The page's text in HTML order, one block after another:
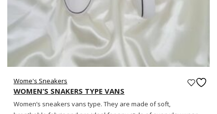
Wome's Sneakers
WOMEN’S SNAKERS TYPE VANS
Women’s sneakers vans type. They are made of soft,